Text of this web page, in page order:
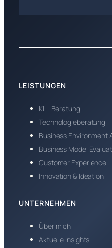
LEISTUNGEN
KI – Beratung
Technologieberatung
Business Environment
Business Model
Customer Experience
Innovation & Ideation
UNTERNEHMEN
Über mich
Aktuelle Insights